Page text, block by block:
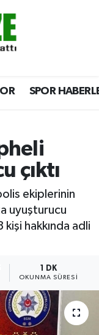
SPOR
çıktı
ekiplerinin
uyuşturucu
hakkında adli
1 DK
OKUNMA SÜRESI